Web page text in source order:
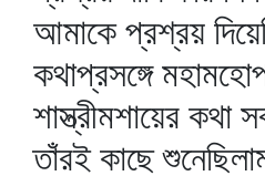
আমাকে প্রশ্রয়
কথাপ্রসঙ্গে
শাস্ত্রীমশায়ের
তাঁরই কাছে